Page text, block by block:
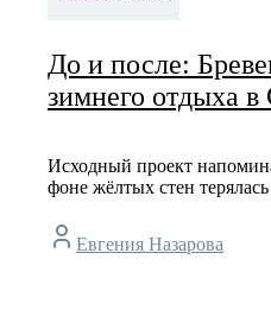
До и после:
зимнего отдыха в
Исходный проект
фоне жёлтых стен
Евгения Назарова